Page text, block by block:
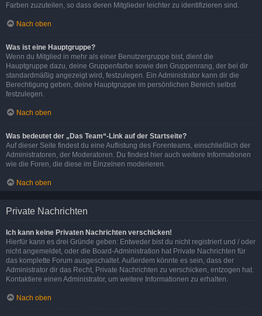
Farben zuzuteilen, so dass deren Mitglieder leichter zu identifizieren sind.
Nach oben
Was ist eine Hauptgruppe?
Wenn du Mitglied in mehr als einer Benutzergruppe bist, dient die
Hauptgruppe dazu, deine Gruppenfarbe sowie den Gruppenrang, der bei dir
standardmäßig angezeigt wird, festzulegen. Ein Administrator kann dir die
Berechtigung geben, deine Hauptgruppe im persönlichen Bereich selbst
festzulegen.
Nach oben
Was bedeutet der „Das Team“-Link auf der Startseite?
Auf dieser Seite findest du eine Auflistung des Forenteams, einschließlich der
Administratoren, der Moderatoren. Du findest hier auch weitere Informationen
wie die Foren, die diese im Einzelnen moderieren.
Nach oben
Private Nachrichten
Ich kann keine Privaten Nachrichten verschicken!
Hierfür kann es drei Gründe geben: Entweder bist du nicht registriert und / oder
nicht angemeldet, oder die Board-Administration hat Private Nachrichten für
das komplette Forum ausgeschaltet. Außerdem könnte es sein, dass der
Administrator dir das Recht, Private Nachrichten zu verschicken, entzogen hat.
Kontaktiere einen Administrator, um weitere Informationen zu erhalten.
Nach oben